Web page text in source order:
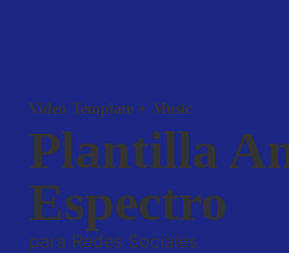
Video Template + Music
Plantilla
Espectro
para Redes Sociales